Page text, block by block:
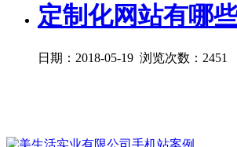
定制化网站有哪
日期：2018-05-19 浏览次数：2451